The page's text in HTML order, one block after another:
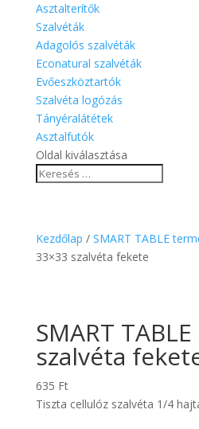
Asztalterítők
Szalvéták
Adagolós szalvéták
Econatural szalvéták
Evőeszköztartók
Szalvéta logózás
Tányéralátétek
Asztalfutók
Oldal kiválasztása
Kezdőlap / SMART TABLE
33×33 szalvéta fekete
SMART
szalvéta
635 Ft
Tiszta cellulóz szalvéta 1/4